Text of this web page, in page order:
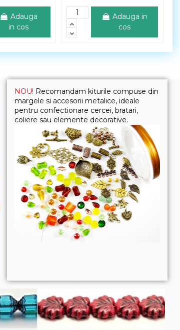
Adauga
in cos
Adauga in
cos
NOU! Recomandam kiturile compuse din
margele si accesorii metalice, ideale
pentru confectionare cercei, bratari,
coliere sau elemente decorative.